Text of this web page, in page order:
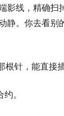
影线，精确扫
静。你去看别
针，能直接
。